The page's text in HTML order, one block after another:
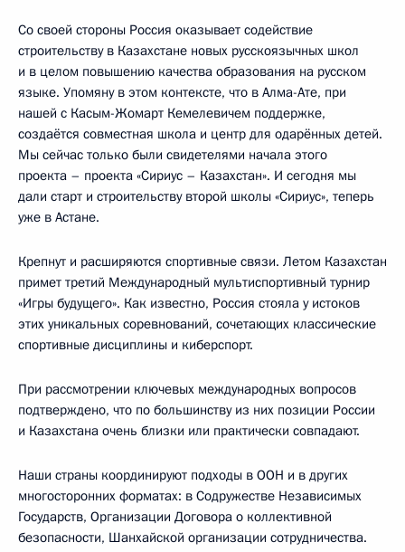
Со своей стороны Россия оказывает содействие
строительству в Казахстане новых русскоязычных школ
и в целом повышению качества образования на русском
языке. Упомяну в этом контексте, что в Алма-Ате, при
нашей с Касым-Жомарт Кемелевичем поддержке,
создаётся совместная школа и центр для одарённых детей.
Мы сейчас только были свидетелями начала этого
проекта – проекта «Сириус – Казахстан». И сегодня мы
дали старт и строительству второй школы «Сириус», теперь
уже в Астане.
Крепнут и расширяются спортивные связи. Летом Казахстан
примет третий Международный мультиспортивный турнир
«Игры будущего». Как известно, Россия стояла у истоков
этих уникальных соревнований, сочетающих классические
спортивные дисциплины и киберспорт.
При рассмотрении ключевых международных вопросов
подтверждено, что по большинству из них позиции России
и Казахстана очень близки или практически совпадают.
Наши страны координируют подходы в ООН и в других
многосторонних форматах: в Содружестве Независимых
Государств, Организации Договора о коллективной
безопасности, Шанхайской организации сотрудничества.